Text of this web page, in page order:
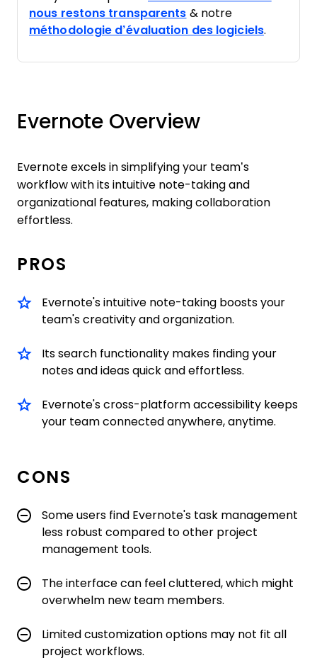
nous restons transparents & notre
méthodologie d’évaluation des logiciels.
Evernote Overview
Evernote excels in simplifying your team’s
workflow with its intuitive note-taking and
organizational features, making collaboration
effortless.
PROS
Evernote's intuitive note-taking boosts your
team's creativity and organization.
Its search functionality makes finding your
notes and ideas quick and effortless.
Evernote's cross-platform accessibility keeps
your team connected anywhere, anytime.
CONS
Some users find Evernote's task management
less robust compared to other project
management tools.
The interface can feel cluttered, which might
overwhelm new team members.
Limited customization options may not fit all
project workflows.